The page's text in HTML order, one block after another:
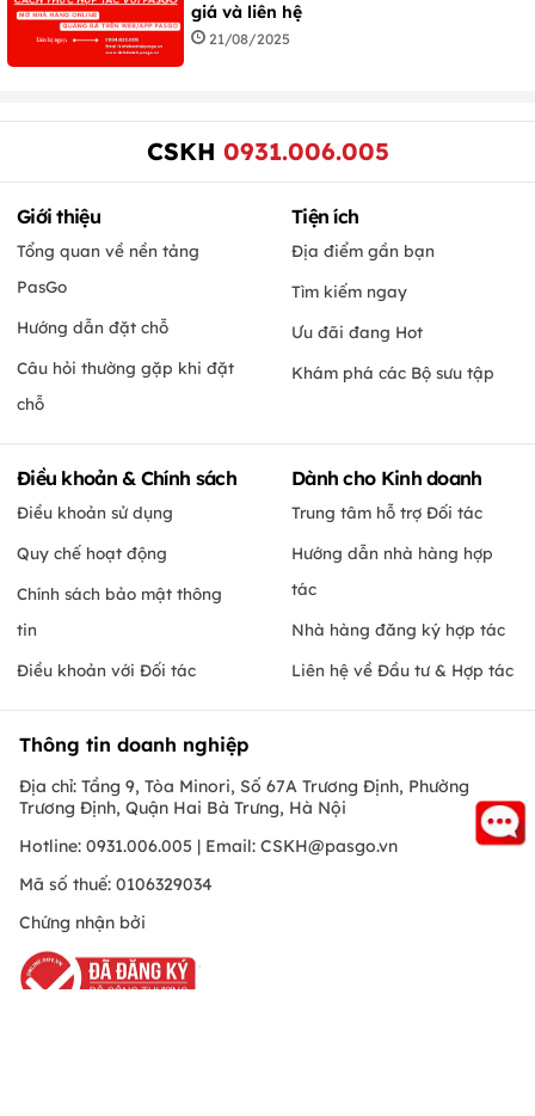
giá và liên hệ
21/08/2025
CSKH 0931.006.005
Giới thiệu
Tổng quan về nền tảng
PasGo
Hướng dẫn đặt chỗ
Câu hỏi thường gặp khi đặt
chỗ
Tiện ích
Địa điểm gần bạn
Tìm kiếm ngay
Ưu đãi đang Hot
Khám phá các Bộ sưu tập
Điều khoản & Chính sách
Điều khoản sử dụng
Quy chế hoạt động
Chính sách bảo mật thông
tin
Điều khoản với Đối tác
Dành cho Kinh doanh
Trung tâm hỗ trợ Đối tác
Hướng dẫn nhà hàng hợp
tác
Nhà hàng đăng ký hợp tác
Liên hệ về Đầu tư & Hợp tác
Thông tin doanh nghiệp
Địa chỉ: Tầng 9, Tòa Minori, Số 67A Trương Định, Phường
Trương Định, Quận Hai Bà Trưng, Hà Nội
Hotline: 0931.006.005 | Email: CSKH@pasgo.vn
Mã số thuế: 0106329034
Chứng nhận bởi